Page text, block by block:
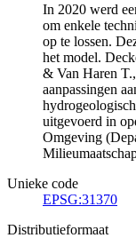
In 2020 werd
om enkele
op te lossen.
het model.
& Van Haren
aanpassingen
uitgevoerd in
Omgeving
Unieke code
EPSG:31370
Distributieformaat